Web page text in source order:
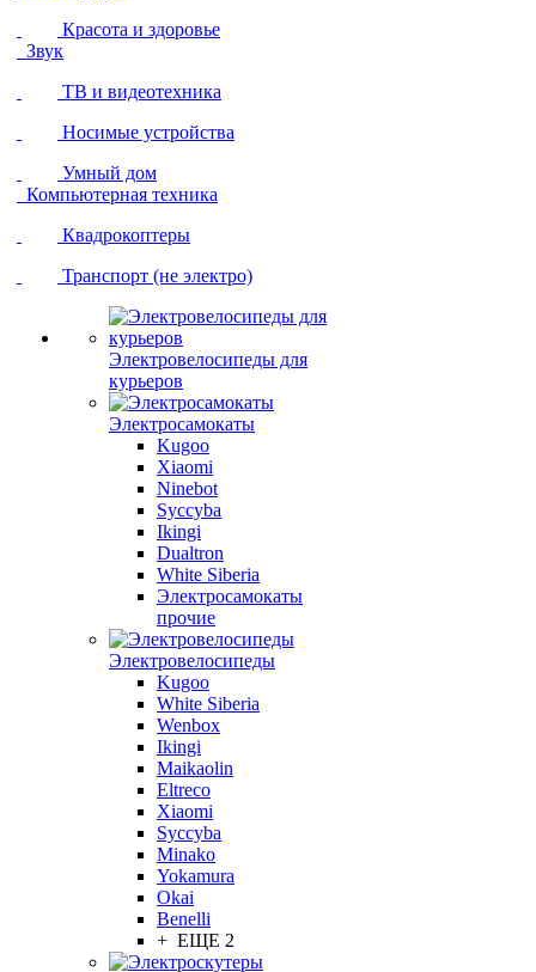
Красота и здоровье
Звук
ТВ и видеотехника
Носимые устройства
Умный дом
Компьютерная техника
Квадрокоптеры
Транспорт (не электро)
Электровелосипеды для
курьеров
Электросамокаты
Kugoo
Xiaomi
Ninebot
Syccyba
Ikingi
Dualtron
White Siberia
Электросамокаты
прочие
Электровелосипеды
Kugoo
White Siberia
Wenbox
Ikingi
Maikaolin
Eltreco
Xiaomi
Syccyba
Minako
Yokamura
Okai
Benelli
+ ЕЩЕ 2